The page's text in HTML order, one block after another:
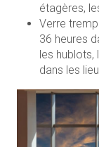
étagères,
Verre
36 heures
les
dans les